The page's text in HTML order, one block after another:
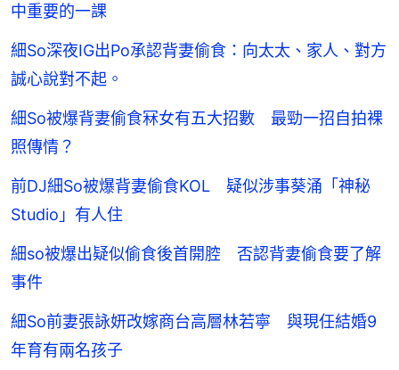
中重要的一課
細So深夜IG出Po承認背妻偷食：向太太、家人、對方
誠心說對不起。
細So被爆背妻偷食冧女有五大招數 最勁一招自拍裸
照傳情？
前DJ細So被爆背妻偷食KOL 疑似涉事葵涌「神秘
Studio」有人住
細so被爆出疑似偷食後首開腔 否認背妻偷食要了解
事件
細So前妻張詠妍改嫁商台高層林若寧 與現任結婚9
年育有兩名孩子